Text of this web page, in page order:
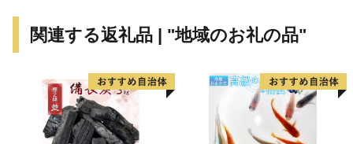
関連する返礼品 | "地域のお礼の品"